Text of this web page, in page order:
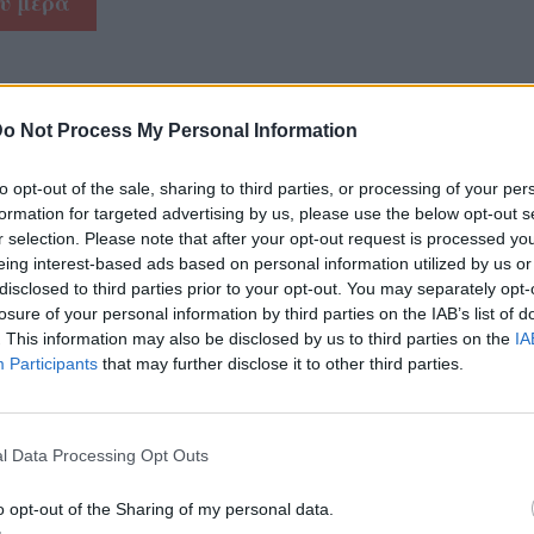
Not Process My Personal Information
opt-out of the sale, sharing to third parties, or processing of your
for targeted advertising by us, please use the below opt-out
selection. Please note that after your opt-out request is processed
interest-based ads based on personal information utilized by us
to third parties prior to your opt-out. You may separately
of your personal information by third parties on the IAB’s list of
This information may also be disclosed by us to third parties on the
Participants that may further disclose it to other third parties.
Data Processing Opt Outs
opt-out of the Sharing of my personal data.
ημερομηνίες σημαίνει
υπάρχει πραγματικά κάποια λογική
της Δευτέρας είναι συνήθως
δουλειά και... είναι οι λόγοι για τους
είναι τόσο υψηλά! Οι αεροπορικές
τους ταξιδιώτες αναψυχής για να
τους κάθε Τρίτη, Τετάρτη και Σάββατο.
τους κακομαθημένους ταξιδιώτες γι
απόγευμα είναι ακριβώς η πιο επιθυμητή